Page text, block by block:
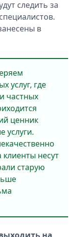
следить за
в
услуг, где
частных
ценник
услуги.
клиенты несут
старую